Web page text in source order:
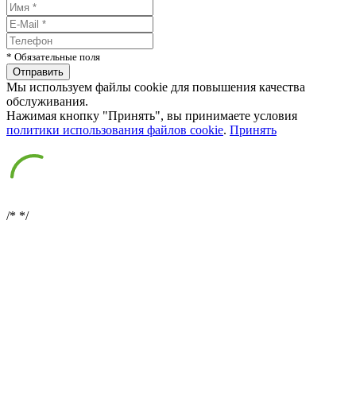
* Обязательные поля
Мы используем файлы cookie для повышения качества
обслуживания.
Нажимая кнопку "Принять", вы принимаете условия
политики использования файлов cookie. Принять
/* */